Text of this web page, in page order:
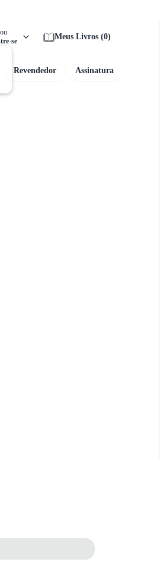
ou
se
Meus Livros (0)
Revendedor Assinatura